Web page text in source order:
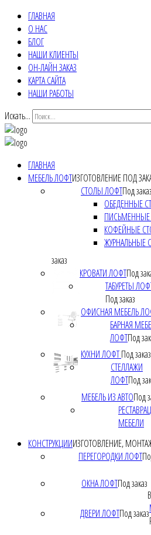
ГЛАВНАЯ
О НАС
БЛОГ
НАШИ КЛИЕНТЫ
ОН-ЛАЙН ЗАКАЗ
КАРТА САЙТА
НАШИ РАБОТЫ
Искать...
ГЛАВНАЯ
МЕБЕЛЬ ЛОФТИЗГОТОВЛЕНИЕ ПОД
СТОЛЫ ЛОФТПод заказ
ОБЕДЕННЫЕ
КОФЕЙНЫЕ
ЖУРНАЛЬНЫЕ
заказ
КРОВАТИ ЛОФТПод
ТАБУРЕТЫ
Под заказ
ОФИСНАЯ МЕБЕЛЬ
БАРНАЯ
ЛОФТПод
КУХНИ ЛОФТПод заказ
СТЕЛЛАЖИ
ЛОФТПод
МЕБЕЛЬ ИЗ АВТОПод
МЕБЕЛИ
КОНСТРУКЦИИИЗГОТОВЛЕНИЕ,
ПЕРЕГОРОДКИ ЛОФТ
ОКНА ЛОФТПод заказ
ДВЕРИ ЛОФТПод заказ